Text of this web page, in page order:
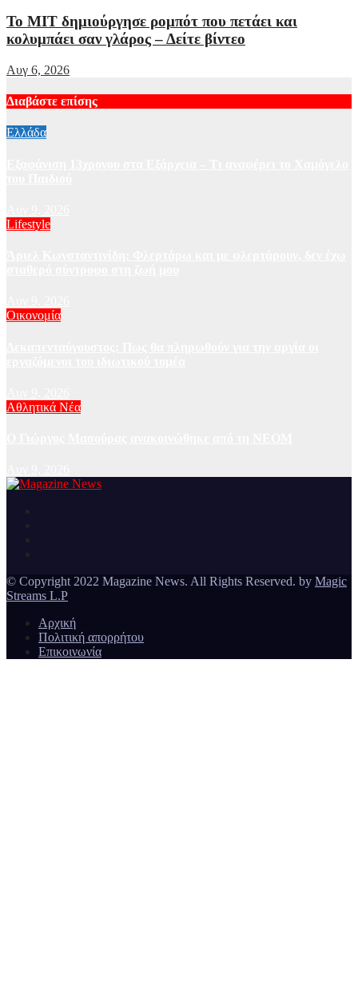
Το MIT δημιούργησε ρομπότ που πετάει και
κολυμπάει σαν γλάρος – Δείτε βίντεο
Αυγ 6, 2026
Διαβάστε επίσης
Ελλάδα
Lifestyle
Οικονομία
Αθλητικά Νέα
© Copyright 2022 Magazine News. All Rights Reserved. by Magic
Streams L.P
Αρχική
Πολιτική απορρήτου
Επικοινωνία